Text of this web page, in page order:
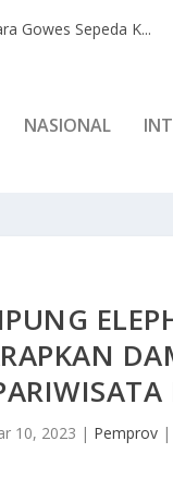
Gowes Sepeda K...
NASIONAL
10, 2023 | Pemprov